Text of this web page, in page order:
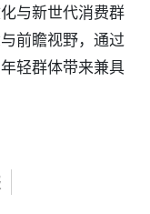
与新世代消费群
前瞻视野，通过
轻群体带来兼具